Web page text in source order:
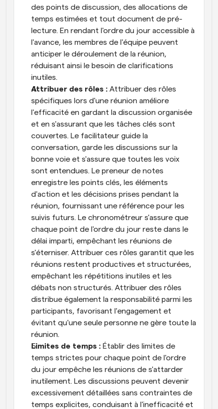
des points de discussion, des allocations de
temps estimées et tout document de pré-
lecture. En rendant l'ordre du jour accessible à
l'avance, les membres de l'équipe peuvent
anticiper le déroulement de la réunion,
réduisant ainsi le besoin de clarifications
inutiles.
Attribuer des rôles : Attribuer des rôles
spécifiques lors d'une réunion améliore
l'efficacité en gardant la discussion organisée
et en s'assurant que les tâches clés sont
couvertes. Le facilitateur guide la
conversation, garde les discussions sur la
bonne voie et s'assure que toutes les voix
sont entendues. Le preneur de notes
enregistre les points clés, les éléments
d'action et les décisions prises pendant la
réunion, fournissant une référence pour les
suivis futurs. Le chronométreur s'assure que
chaque point de l'ordre du jour reste dans le
délai imparti, empêchant les réunions de
s'éterniser. Attribuer ces rôles garantit que les
réunions restent productives et structurées,
empêchant les répétitions inutiles et les
débats non structurés. Attribuer des rôles
distribue également la responsabilité parmi les
participants, favorisant l'engagement et
évitant qu'une seule personne ne gère toute la
réunion.
Limites de temps : Établir des limites de
temps strictes pour chaque point de l'ordre
du jour empêche les réunions de s'attarder
inutilement. Les discussions peuvent devenir
excessivement détaillées sans contraintes de
temps explicites, conduisant à l'inefficacité et